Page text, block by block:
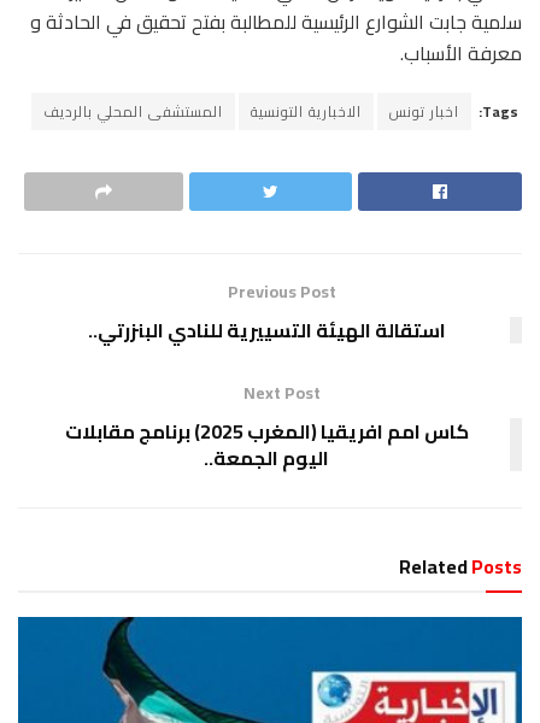
سلمية جابت الشوارع الرئيسية للمطالبة بفتح تحقيق في الحادثة و
معرفة الأسباب.
Tags: اخبار تونس الاخبارية التونسية المستشفى المحلي بالرديف
Previous Post
استقالة الهيئة التسييرية للنادي البنزرتي..
Next Post
كاس امم افريقيا (المغرب 2025) برنامج مقابلات
اليوم الجمعة..
RelatedPosts